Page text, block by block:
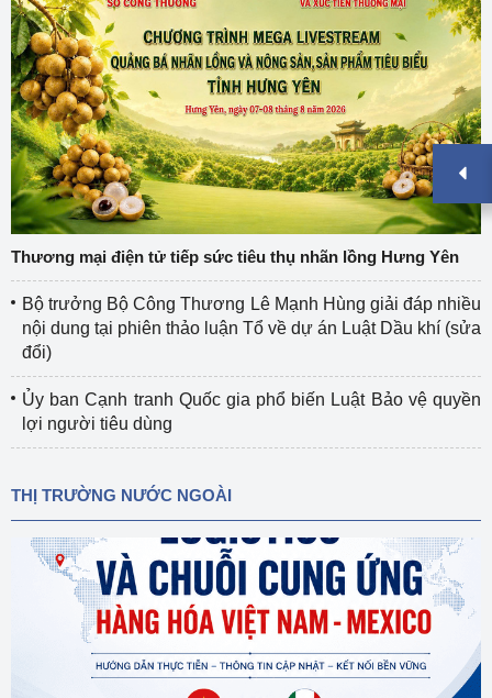
Thương mại điện tử tiếp sức tiêu thụ nhãn lồng Hưng Yên
Bộ trưởng Bộ Công Thương Lê Mạnh Hùng giải đáp nhiều
nội dung tại phiên thảo luận Tổ về dự án Luật Dầu khí (sửa
đổi)
Ủy ban Cạnh tranh Quốc gia phổ biến Luật Bảo vệ quyền
lợi người tiêu dùng
THỊ TRƯỜNG NƯỚC NGOÀI